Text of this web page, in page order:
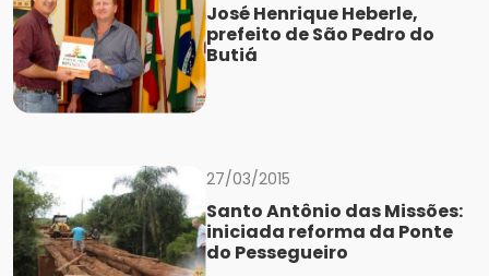
José Henrique Heberle,
prefeito de São Pedro do
Butiá
27/03/2015
Santo Antônio das Missões:
iniciada reforma da Ponte
do Pessegueiro